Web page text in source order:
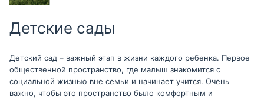
Детские сады
Детский сад – важный этап в жизни каждого ребенка. Первое
общественной пространство, где малыш знакомится с
социальной жизнью вне семьи и начинает учится. Очень
важно, чтобы это пространство было комфортным и